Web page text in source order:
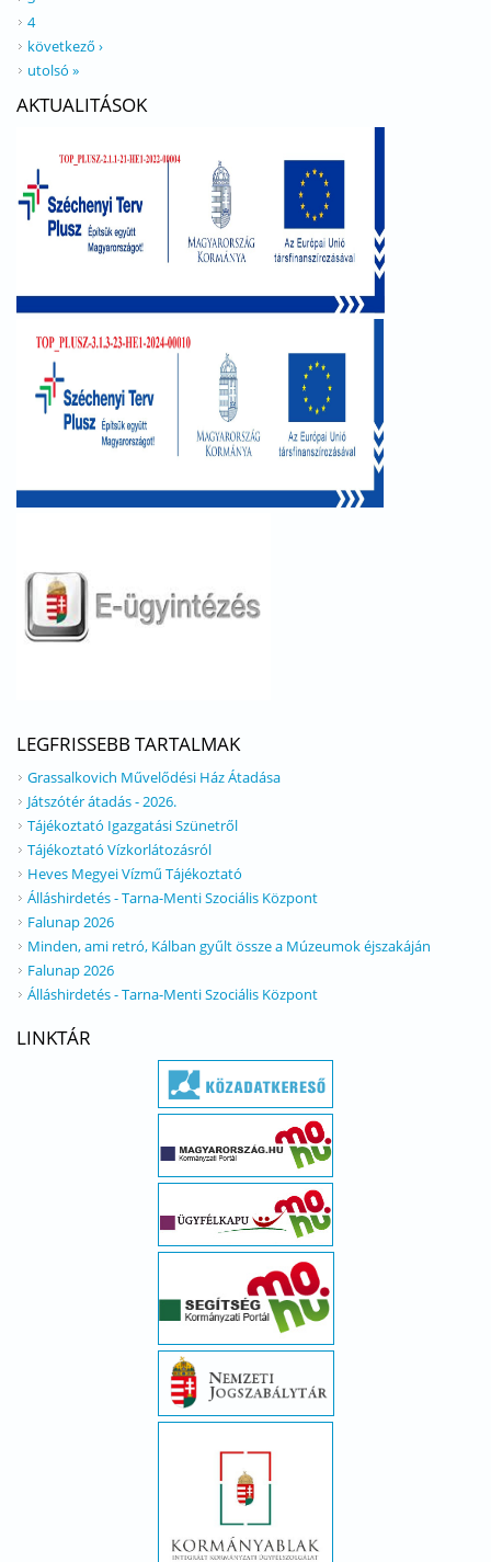
4
következő ›
utolsó »
AKTUALITÁSOK
LEGFRISSEBB TARTALMAK
Grassalkovich Művelődési Ház Átadása
Játszótér átadás - 2026.
Tájékoztató Igazgatási Szünetről
Tájékoztató Vízkorlátozásról
Heves Megyei Vízmű Tájékoztató
Álláshirdetés - Tarna-Menti Szociális Központ
Falunap 2026
Minden, ami retró, Kálban gyűlt össze a Múzeumok éjszakáján
Falunap 2026
Álláshirdetés - Tarna-Menti Szociális Központ
LINKTÁR